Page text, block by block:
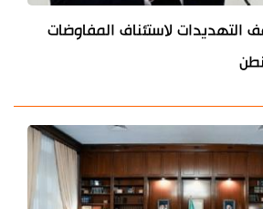
لاستئناف المفاوضات